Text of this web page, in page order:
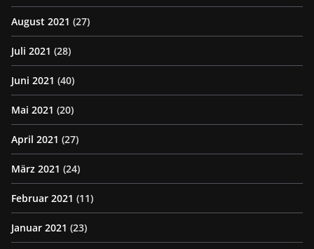
August 2021 (27)
Juli 2021 (28)
Juni 2021 (40)
Mai 2021 (20)
April 2021 (27)
März 2021 (24)
Februar 2021 (11)
Januar 2021 (23)